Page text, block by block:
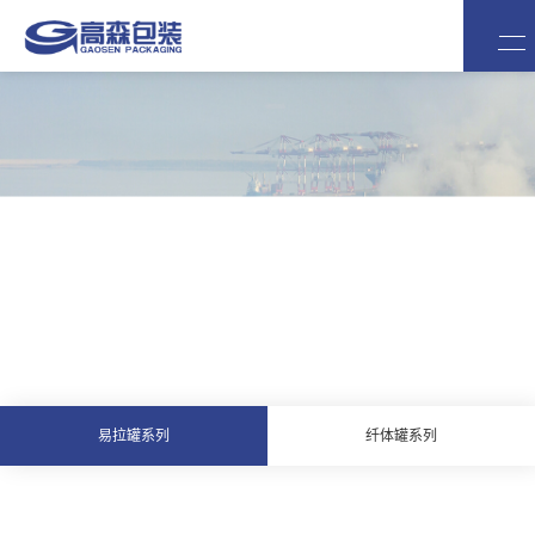
易拉罐系列 纤体罐系列